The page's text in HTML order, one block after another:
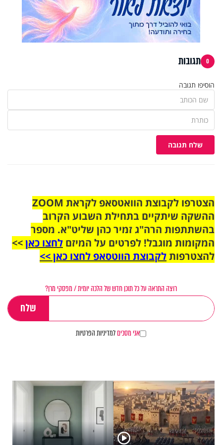
0 תגובות
הוסיפו תגובה
שלח תגובה
הצטרפו לקבוצת הוואטסאפ לקראת ZOOM
ההשקה שיתקיים בתחילת השבוע הקרוב
בהשתתפות הרה"ג זמיר כהן שליט"א. מספר
המקומות מוגבל! לפרטים על המיזם לחצו כאן>>
להצטרפותלקבוצת הווטסאפ לחצו כאן >>
רוצה התראה על כל תוכן חדש של הלכה יומית / מפסקי מרן?
אני מסכיםלמדיניות הפרטיות